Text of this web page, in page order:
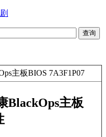
主板BIOS 7A3F1P07
BlackOps主板